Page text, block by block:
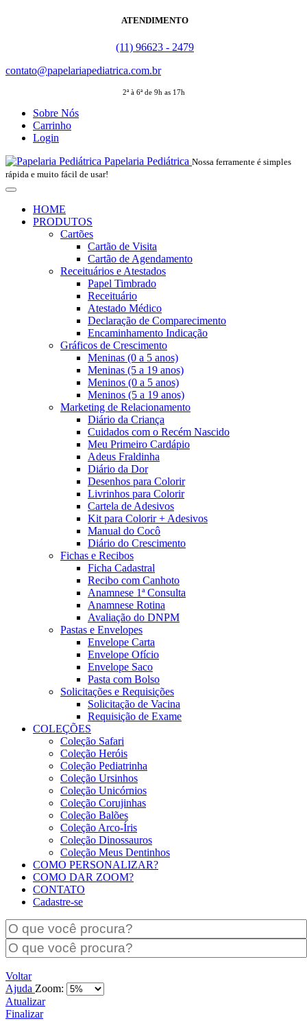
ATENDIMENTO
(11) 96623 - 2479
contato@papelariapediatrica.com.br
2ª à 6ª de 9h as 17h
Sobre Nós
Carrinho
Login
Papelaria Pediátrica Nossa ferramente é simples
rápida e muito fácil de usar!
HOME
PRODUTOS
Cartões
Cartão de Visita
Cartão de Agendamento
Receituários e Atestados
Papel Timbrado
Receituário
Atestado Médico
Declaração de Comparecimento
Encaminhamento Indicação
Gráficos de Crescimento
Meninas (0 a 5 anos)
Meninas (5 a 19 anos)
Meninos (0 a 5 anos)
Meninos (5 a 19 anos)
Marketing de Relacionamento
Diário da Criança
Cuidados com o Recém Nascido
Meu Primeiro Cardápio
Adeus Fraldinha
Diário da Dor
Desenhos para Colorir
Livrinhos para Colorir
Cartela de Adesivos
Kit para Colorir + Adesivos
Manual do Cocô
Diário do Crescimento
Fichas e Recibos
Ficha Cadastral
Recibo com Canhoto
Anamnese 1ª Consulta
Anamnese Rotina
Avaliação do DNPM
Pastas e Envelopes
Envelope Carta
Envelope Ofício
Envelope Saco
Pasta com Bolso
Solicitações e Requisições
Solicitação de Vacina
Requisição de Exame
COLEÇÕES
Coleção Safari
Coleção Heróis
Coleção Pediatrinha
Coleção Ursinhos
Coleção Unicórnios
Coleção Corujinhas
Coleção Balões
Coleção Arco-Íris
Coleção Dinossauros
Coleção Meus Dentinhos
COMO PERSONALIZAR?
COMO DAR ZOOM?
CONTATO
Cadastre-se
Voltar
Ajuda Zoom:
Atualizar
Finalizar